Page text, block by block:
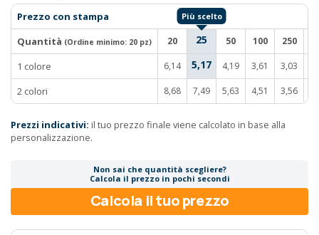
Prezzo con stampa
Quantità (Ordine minimo: 20 pz) 20 25 50 100 250
1 colore 6,14 5,17 4,19 3,61 3,03
2 colori 8,68 7,49 5,63 4,51 3,56
Prezzi indicativi: il tuo prezzo finale viene calcolato in base alla
personalizzazione.
Non sai che quantità scegliere?
Calcola il prezzo in pochi secondi
Calcola il tuo prezzo